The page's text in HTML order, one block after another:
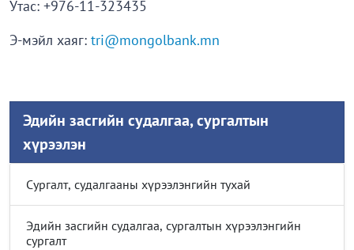
Утас: +976-11-323435
Э-мэйл хаяг: tri@mongolbank.mn
Эдийн засгийн судалгаа, сургалтын
хүрээлэн
Сургалт, судалгааны хүрээлэнгийн тухай
Эдийн засгийн судалгаа, сургалтын хүрээлэнгийн
сургалт